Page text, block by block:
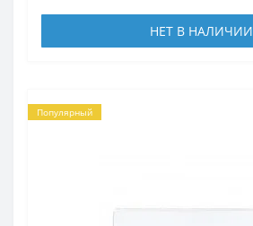
НЕТ В НАЛИЧИИ
Популярный